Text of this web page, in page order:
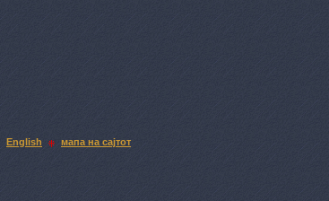
English мапа на сајтот